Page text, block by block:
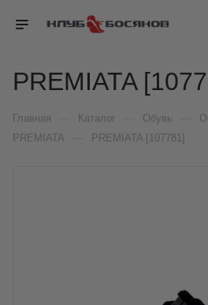
PREMIATA
Главная Каталог Обувь
PREMIATA PREMIATA [107781]